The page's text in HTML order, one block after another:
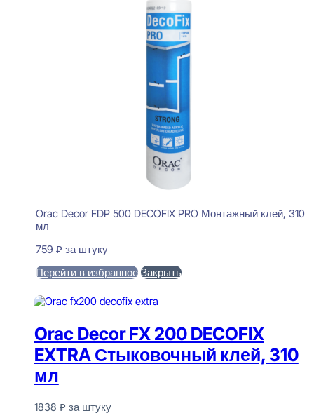
Orac Decor FDP 500 DECOFIX PRO Монтажный клей, 310
мл
759 ₽ за штуку
Перейти в избранное Закрыть
Orac Decor FX 200 DECOFIX
EXTRA Стыковочный клей, 310
мл
1838 ₽ за штуку